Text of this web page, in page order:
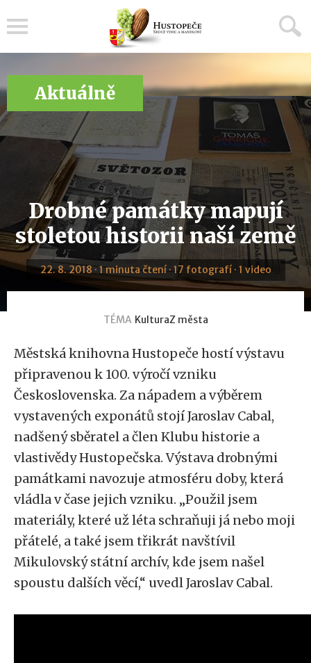
Aktuálně
Drobné památky mapují
stoletou historii naší země
22. 8. 2018 · 1 minuta čtení · 17 fotografí · 1 video
TÉMA KulturaZ města
Městská knihovna Hustopeče hostí výstavu
připravenou k 100. výročí vzniku
Československa. Za nápadem a výběrem
vystavených exponátů stojí Jaroslav Cabal,
nadšený sběratel a člen Klubu historie a
vlastivědy Hustopečska. Výstava drobnými
památkami navozuje atmosféru doby, která
vládla v čase jejich vzniku. „Použil jsem
materiály, které už léta schraňuji já nebo moji
přátelé, a také jsem třikrát navštívil
Mikulovský státní archív, kde jsem našel
spoustu dalších věcí,“ uvedl Jaroslav Cabal.